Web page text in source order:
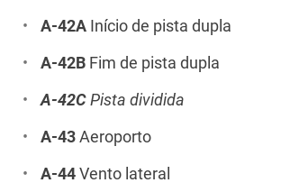
A-42A Início de pista dupla
A-42B Fim de pista dupla
A-42C Pista dividida
A-43 Aeroporto
A-44 Vento lateral